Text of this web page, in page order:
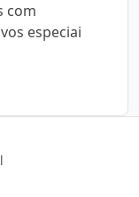
com
especiai